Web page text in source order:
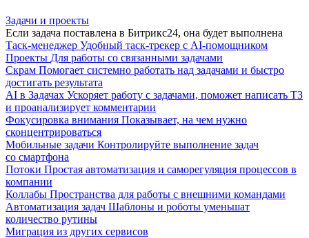
Задачи и проекты
Если задача поставлена в Битрикс24, она будет выполнена
Таск-менеджер Удобный таск-трекер с AI-помощником
Проекты Для работы со связанными задачами
Скрам Помогает системно работать над задачами и быстро
достигать результата
AI в Задачах Ускоряет работу с задачами, поможет написать ТЗ
и проанализирует комментарии
Фокусировка внимания Показывает, на чем нужно
сконцентрироваться
Мобильные задачи Контролируйте выполнение задач
со смартфона
Потоки Простая автоматизация и саморегуляция процессов в
компании
Коллабы Пространства для работы с внешними командами
Автоматизация задач Шаблоны и роботы уменьшат
количество рутины
Миграция из других сервисов